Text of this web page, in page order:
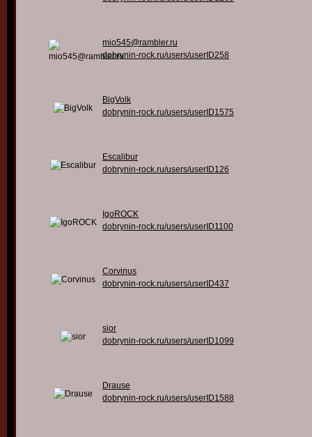
mio545@rambler.ru
dobrynin-rock.ru/users/userID258
BigVolk
dobrynin-rock.ru/users/userID1575
Escalibur
dobrynin-rock.ru/users/userID126
IgoROCK
dobrynin-rock.ru/users/userID1100
Corvinus
dobrynin-rock.ru/users/userID437
sior
dobrynin-rock.ru/users/userID1099
Drause
dobrynin-rock.ru/users/userID1588